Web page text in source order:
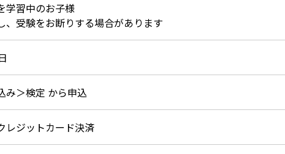
学習中のお子様
受験をお断りする場合があります
み＞検定 から申込
レジットカード決済